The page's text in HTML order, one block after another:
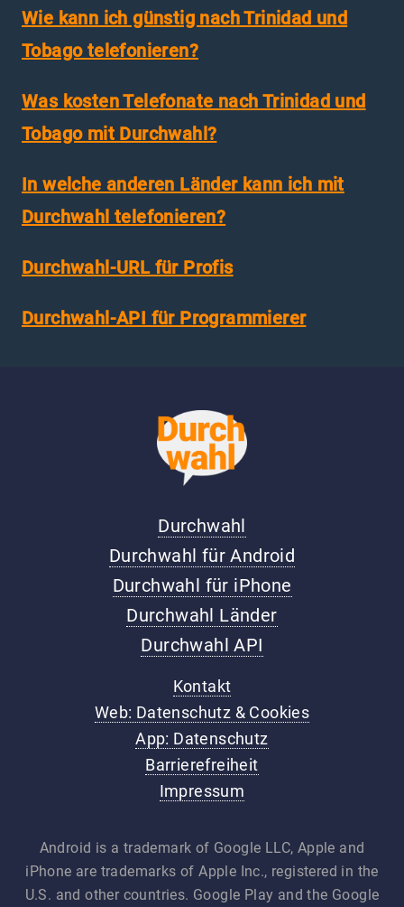
Wie kann ich günstig nach Trinidad und
Tobago telefonieren?
Was kosten Telefonate nach Trinidad und
Tobago mit Durchwahl?
In welche anderen Länder kann ich mit
Durchwahl telefonieren?
Durchwahl-URL für Profis
Durchwahl-API für Programmierer
Durchwahl
Durchwahl für Android
Durchwahl für iPhone
Durchwahl Länder
Durchwahl API
Kontakt
Web: Datenschutz & Cookies
App: Datenschutz
Barrierefreiheit
Impressum
Android is a trademark of Google LLC, Apple and
iPhone are trademarks of Apple Inc., registered in the
U.S. and other countries. Google Play and the Google